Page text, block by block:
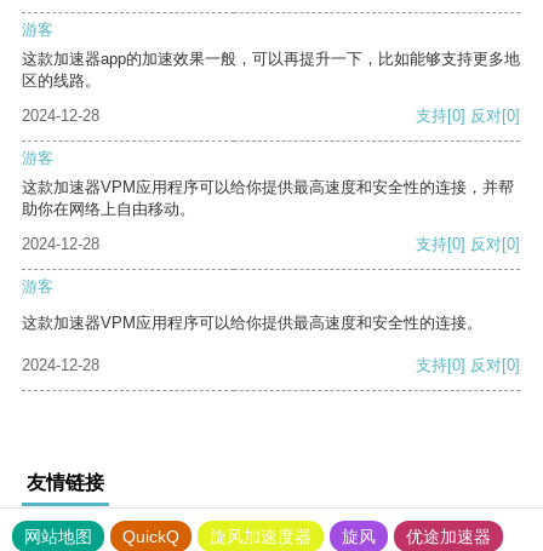
游客
这款加速器app的加速效果一般，可以再提升一下，比如能够支持更多地
区的线路。
2024-12-28
支持[0] 反对[0]
游客
这款加速器VPM应用程序可以给你提供最高速度和安全性的连接，并帮
助你在网络上自由移动。
2024-12-28
支持[0] 反对[0]
游客
这款加速器VPM应用程序可以给你提供最高速度和安全性的连接。
2024-12-28 支持[0] 反对[0]
友情链接
网站地图 QuickQ 旋风加速度器 旋风 优途加速器